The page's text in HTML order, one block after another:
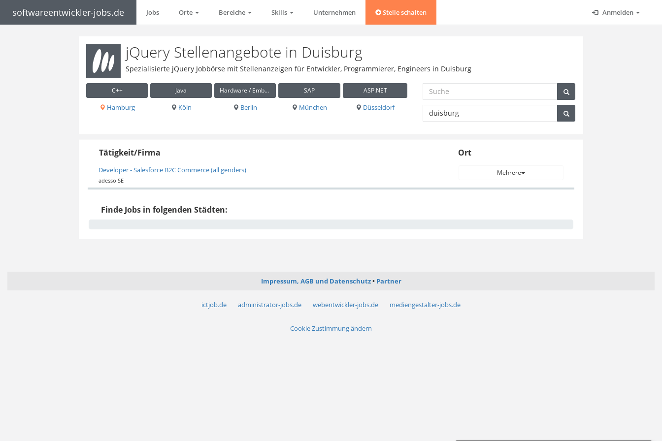
softwareentwickler-jobs.de Jobs Orte Bereiche Skills Unternehmen Stelle schalten Anmelden
jQuery Stellenangebote in Duisburg
Spezialisierte jQuery Jobbörse mit Stellenanzeigen für Entwickler, Programmierer, Engineers in Duisburg
C++ Java Hardware / Embedded SAP ASP.NET
Hamburg Köln Berlin München Düsseldorf
Tätigkeit/Firma Ort
Developer - Salesforce B2C Commerce (all genders)
adesso SE
Mehrere
Finde Jobs in folgenden Städten:
Impressum, AGB und Datenschutz Partner
ictjob.de administrator-jobs.de webentwickler-jobs.de mediengestalter-jobs.de
Cookie Zustimmung ändern